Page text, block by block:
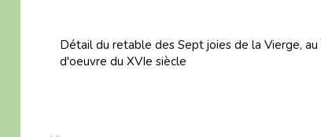
Détail du retable des Sept joies de la Vierge,
d'oeuvre du XVIe siècle